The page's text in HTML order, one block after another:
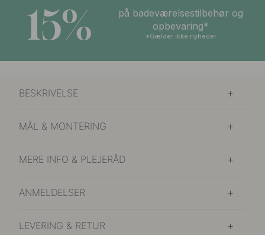
Poleret Krom 139 kr
På lager
Salviegrøn På lager
Stormblå På lager
15%
på badeværelsestilbehør og
opbevaring*
*Gælder ikke nyheder
BESKRIVELSE
MÅL & MONTERING
MERE INFO & PLEJERÅD
ANMELDELSER
LEVERING & RETUR